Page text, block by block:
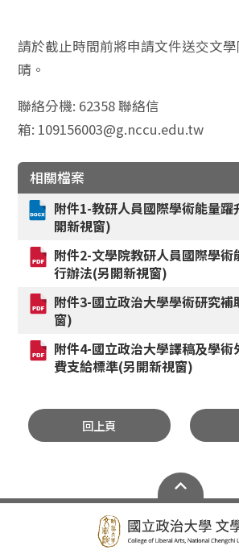
請於截止時間前將申請文件送交文
晴。
聯絡分機: 62358 聯絡信
箱: 109156003@g.nccu.edu.tw
相關檔案
附件1-教研人員國際學術能量躍
開新視窗)
附件2-文學院教研人員國際學術
行辦法(另開新視窗)
附件3-國立政治大學學術研究
窗)
附件4-國立政治大學譯稿及學術
費支給標準(另開新視窗)
回上頁